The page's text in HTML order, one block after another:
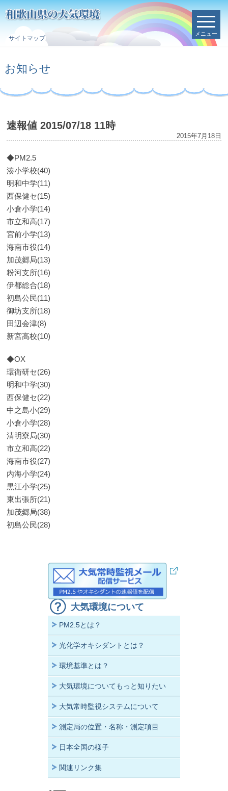
サイトマップ
メニュー
お知らせ
速報値 2015/07/18 11時
2015年7月18日
◆PM2.5
湊小学校(40)
明和中学(11)
西保健セ(15)
小倉小学(14)
市立和高(17)
宮前小学(13)
海南市役(14)
加茂郷局(13)
粉河支所(16)
伊都総合(18)
初島公民(11)
御坊支所(18)
田辺会津(8)
新宮高校(10)
◆OX
環衛研セ(26)
明和中学(30)
西保健セ(22)
中之島小(29)
小倉小学(28)
清明寮局(30)
市立和高(22)
海南市役(27)
内海小学(24)
黒江小学(25)
東出張所(21)
加茂郷局(38)
初島公民(28)
大気環境について
PM2.5とは？
光化学オキシダントとは？
環境基準とは？
大気環境についてもっと知りたい
大気常時監視システムについて
測定局の位置・名称・測定項目
日本全国の様子
関連リンク集